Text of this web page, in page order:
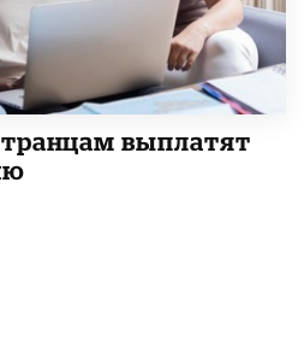
выплатят